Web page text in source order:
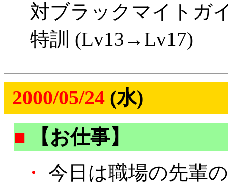
対ブラックマイトガ
特訓 (Lv13→Lv17)
2000/05/24 (水)
■
【お仕事】
・
今日は職場の先輩